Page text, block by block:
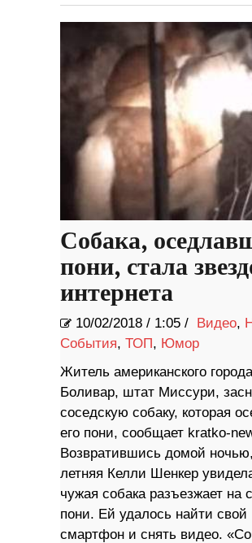
Собака,
пони, стала
интернета
10/02/2018 / 1:05 / Видео,
События, ТОП, Юмор
Житель американского города
Боливар, штат Миссури,
соседскую собаку, которая
его пони, сообщает kratko-
Возвратившись домой
летняя Келли Шенкер
чужая собака разъезжает на
пони. Ей удалось найти свой
смартфон и снять видео.